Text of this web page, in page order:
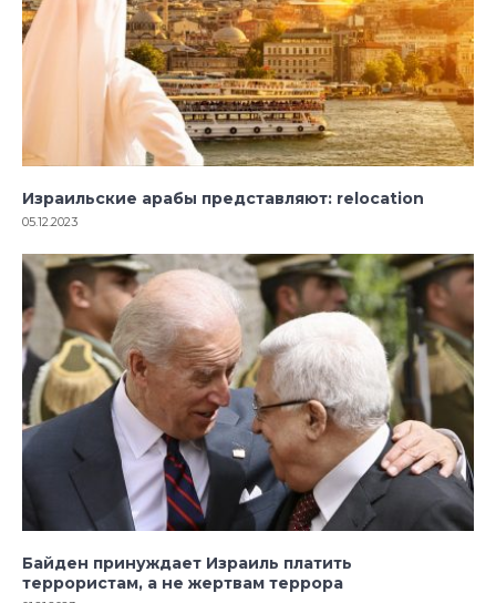
Израильские арабы представляют: relocation
05.12.2023
Байден принуждает Израиль платить
террористам, а не жертвам террора